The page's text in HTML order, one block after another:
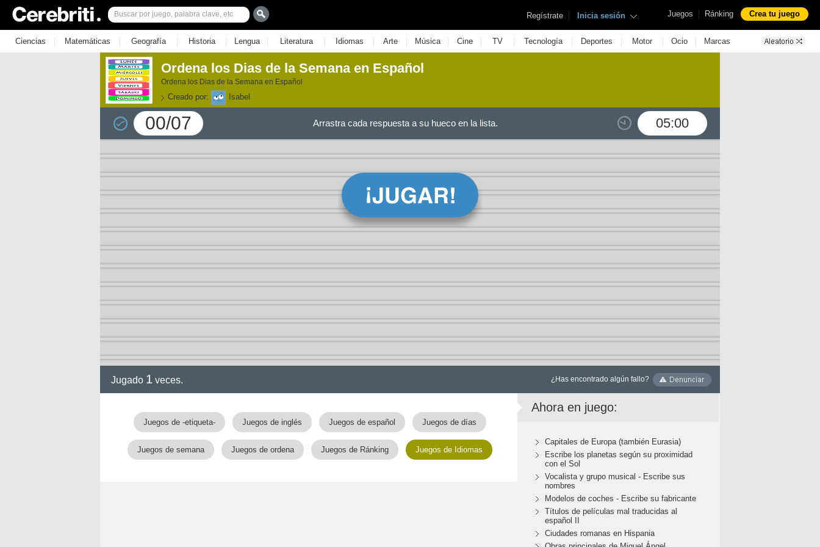
Juegos | Ránking Crea tu juego
Regístrate | Inicia sesión
Ciencias | Matemáticas | Geografía | Historia | Lengua | Literatura | Idiomas | Arte | Música | Cine | TV | Tecnología | Deportes | Motor | Ocio | Marcas
Ordena los Dias de la Semana en Español
Ordena los Dias de la Semana en Español
Creado por: Isabel
00/07 05:00
Arrastra cada respuesta a su hueco en la lista.
Jugado 1 veces. ¿Has encontrado algún fallo?
Juegos de -etiqueta- Juegos de inglés Juegos de español Juegos de días
Juegos de semana Juegos de ordena Juegos de Ránking Juegos de Idiomas
Ahora en juego:
Capitales de Europa (también Eurasia)
Escribe los planetas según su proximidad
con el Sol
Vocalista y grupo musical - Escribe sus
nombres
Modelos de coches - Escribe su fabricante
Títulos de películas mal traducidas al
español II
Ciudades romanas en Hispania